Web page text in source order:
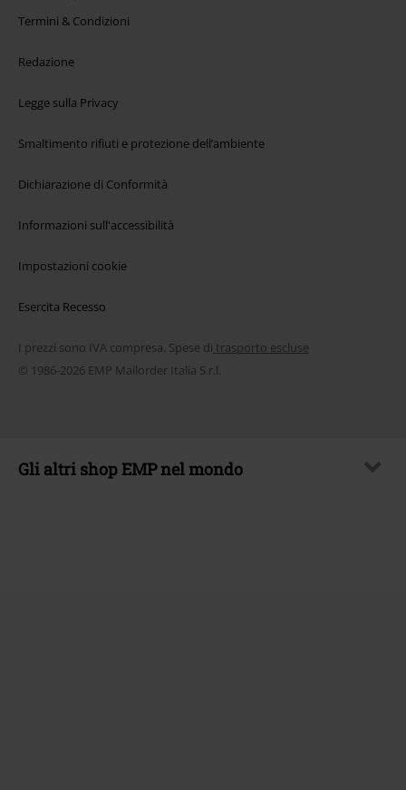
Termini & Condizioni
Redazione
Legge sulla Privacy
Smaltimento rifiuti e protezione dell’ambiente
Dichiarazione di Conformità
Informazioni sull'accessibilità
Impostazioni cookie
Esercita Recesso
I prezzi sono IVA compresa. Spese di trasporto escluse
© 1986-2026 EMP Mailorder Italia S.r.l.
Gli altri shop EMP nel mondo